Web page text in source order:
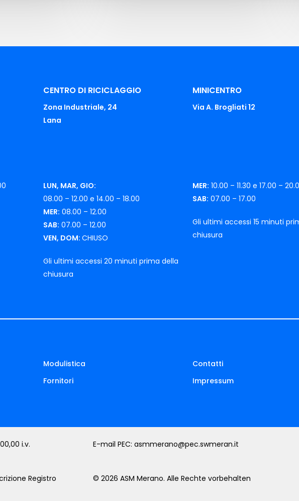
CENTRO DI RICICLAGGIO
Zona Industriale, 24
Lana
LUN, MAR, GIO:
08.00 – 12.00 e 14.00 – 18.00
MER: 08.00 – 12.00
SAB: 07.00 – 12.00
VEN, DOM: CHIUSO
Gli ultimi accessi 20 minuti prima della
chiusura
MINICENTRO
Via A. Brogliati 12
MER: 10.00 – 11.30 e 17.00 –
SAB: 07.00 – 17.00
Gli ultimi accessi 15 minuti
chiusura
Modulistica
Fornitori
Contatti
Impressum
i.v.
Registro
E-mail PEC: asmmerano@pec.swmeran.it
© 2026 ASM Merano. Alle Rechte vorbehalten